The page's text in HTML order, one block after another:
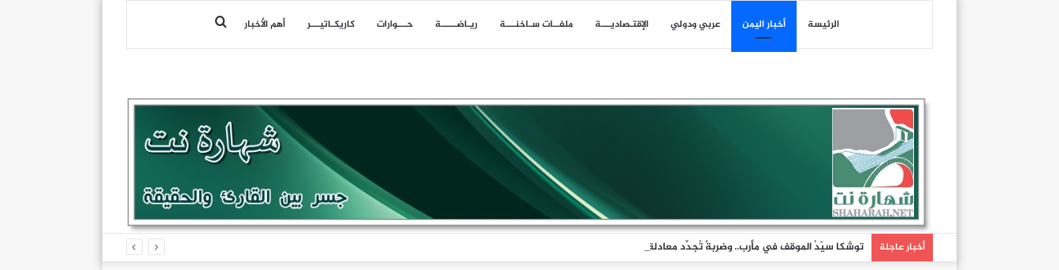
الرئيسة أخبار اليمن عربي ودولي اﻹقتـصاديـــة ملفــات سـاخنـــة ريـاضـــــة حـــوارات كاريكـاتيـــر أهم الأخبار بحث
أخبار عاجلة توشكا سيّدُ الموقف في مأرب.. وضربةٌ تُجدِّد معادلةَ الردع